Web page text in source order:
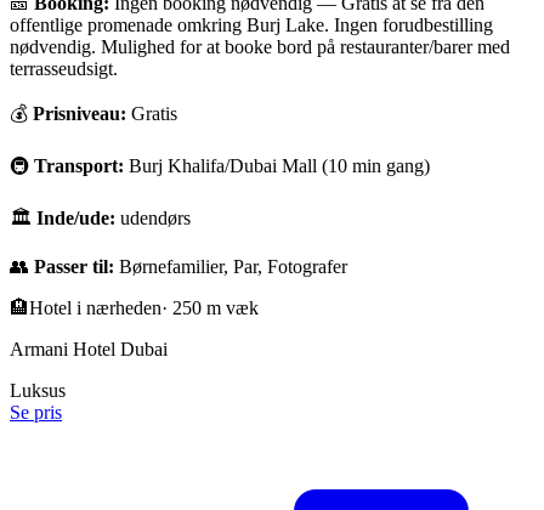
offentlige promenade omkring Burj Lake. Ingen forudbestilling
nødvendig. Mulighed for at booke bord på restauranter/barer med
terrasseudsigt.
💰 Prisniveau: Gratis
🚇 Transport: Burj Khalifa/Dubai Mall (10 min gang)
🏛 Inde/ude: udendørs
👥 Passer til: Børnefamilier, Par, Fotografer
🏨Hotel i nærheden· 250 m væk
Armani Hotel Dubai
Luksus
Se pris